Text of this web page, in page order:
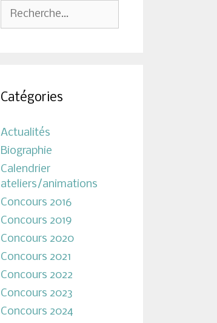
Rechercher :
Catégories
Actualités
Biographie
Calendrier
ateliers/animations
Concours 2016
Concours 2019
Concours 2020
Concours 2021
Concours 2022
Concours 2023
Concours 2024